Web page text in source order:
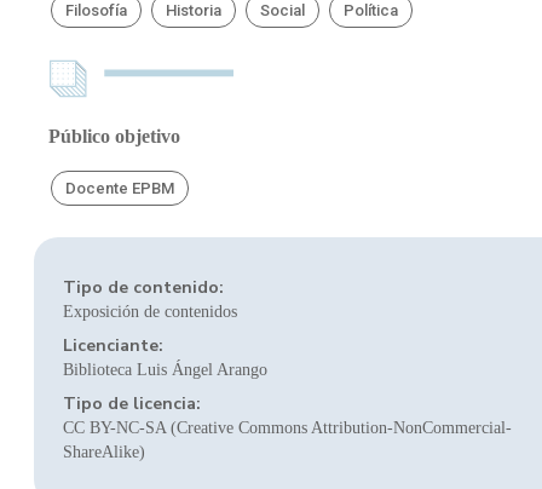
Filosofía Historia Social Política
Público objetivo
Docente EPBM
Tipo de contenido:
Exposición de contenidos
Licenciante:
Biblioteca Luis Ángel Arango
Tipo de licencia:
CC BY-NC-SA (Creative Commons Attribution-NonCommercial-
ShareAlike)